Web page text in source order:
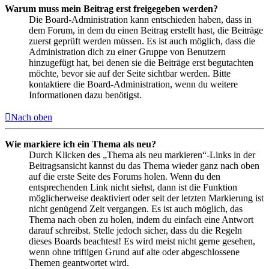
Warum muss mein Beitrag erst freigegeben werden?
Die Board-Administration kann entschieden haben, dass in
dem Forum, in dem du einen Beitrag erstellt hast, die Beiträge
zuerst geprüft werden müssen. Es ist auch möglich, dass die
Administration dich zu einer Gruppe von Benutzern
hinzugefügt hat, bei denen sie die Beiträge erst begutachten
möchte, bevor sie auf der Seite sichtbar werden. Bitte
kontaktiere die Board-Administration, wenn du weitere
Informationen dazu benötigst.
Nach oben
Wie markiere ich ein Thema als neu?
Durch Klicken des „Thema als neu markieren“-Links in der
Beitragsansicht kannst du das Thema wieder ganz nach oben
auf die erste Seite des Forums holen. Wenn du den
entsprechenden Link nicht siehst, dann ist die Funktion
möglicherweise deaktiviert oder seit der letzten Markierung ist
nicht genügend Zeit vergangen. Es ist auch möglich, das
Thema nach oben zu holen, indem du einfach eine Antwort
darauf schreibst. Stelle jedoch sicher, dass du die Regeln
dieses Boards beachtest! Es wird meist nicht gerne gesehen,
wenn ohne triftigen Grund auf alte oder abgeschlossene
Themen geantwortet wird.